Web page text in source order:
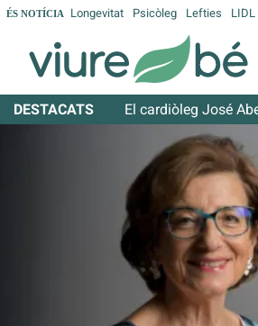
ÉS NOTÍCIA Longevitat Psicòleg Lefties LIDL
DESTACATS El cardiòleg José